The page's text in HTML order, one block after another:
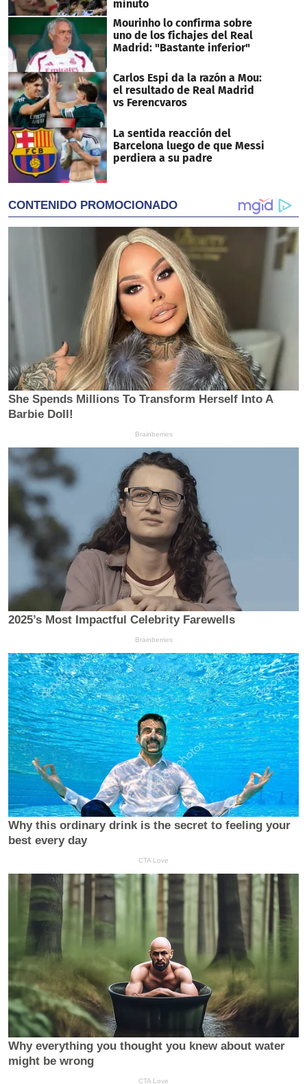
minuto
Mourinho lo confirma sobre
uno de los fichajes del Real
Madrid: "Bastante inferior"
Carlos Espi da la razón a Mou:
el resultado de Real Madrid
vs Ferencvaros
La sentida reacción del
Barcelona luego de que Messi
perdiera a su padre